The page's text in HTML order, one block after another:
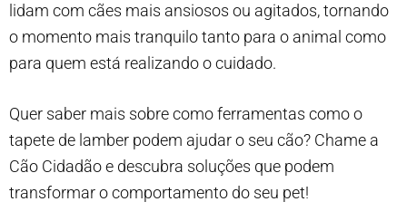
lidam com cães mais ansiosos ou agitados, tornando
o momento mais tranquilo tanto para o animal como
para quem está realizando o cuidado.
Quer saber mais sobre como ferramentas como o
tapete de lamber podem ajudar o seu cão? Chame a
Cão Cidadão e descubra soluções que podem
transformar o comportamento do seu pet!